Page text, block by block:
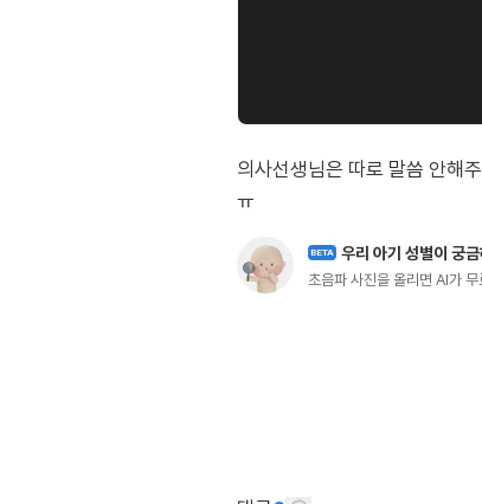
의사선생님은 따로 말씀 안해
BETA 우리 아기 성별이 궁
초음파 사진을 올리면 AI가